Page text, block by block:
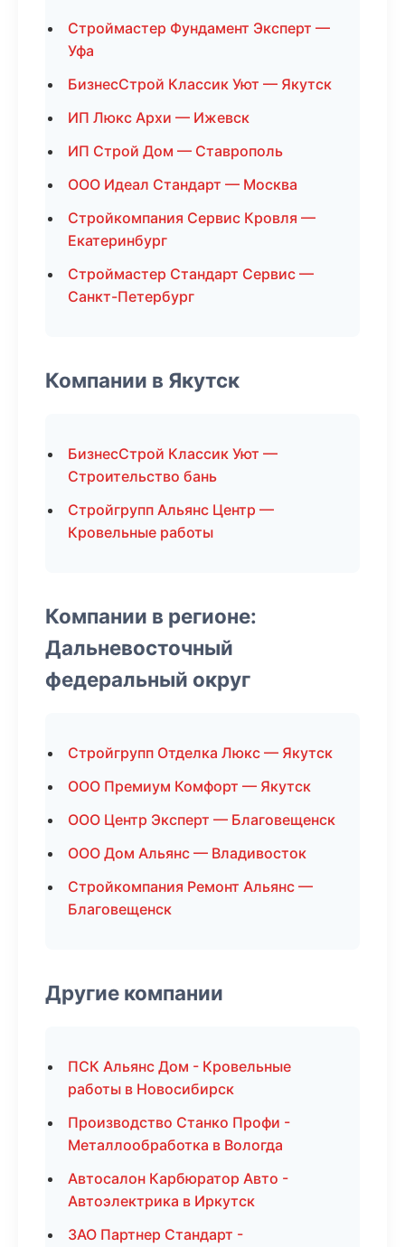
Строймастер Фундамент Эксперт —
Уфа
БизнесСтрой Классик Уют — Якутск
ИП Люкс Архи — Ижевск
ИП Строй Дом — Ставрополь
ООО Идеал Стандарт — Москва
Стройкомпания Сервис Кровля —
Екатеринбург
Строймастер Стандарт Сервис —
Санкт-Петербург
Компании в Якутск
БизнесСтрой Классик Уют —
Строительство бань
Стройгрупп Альянс Центр —
Кровельные работы
Компании в регионе:
Дальневосточный
федеральный округ
Стройгрупп Отделка Люкс — Якутск
ООО Премиум Комфорт — Якутск
ООО Центр Эксперт — Благовещенск
ООО Дом Альянс — Владивосток
Стройкомпания Ремонт Альянс —
Благовещенск
Другие компании
ПСК Альянс Дом - Кровельные
работы в Новосибирск
Производство Станко Профи -
Металлообработка в Вологда
Автосалон Карбюратор Авто -
Автоэлектрика в Иркутск
ЗАО Партнер Стандарт -